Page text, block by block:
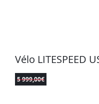
Vélo LITESPEED
5 999,00€